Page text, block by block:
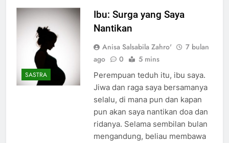
SASTRA
Ibu: Surga yang Saya
Nantikan
Anisa Salsabila Zahro'
7 bulan
ago
0 5 mins
Perempuan teduh itu, ibu saya.
Jiwa dan raga saya bersamanya
selalu, di mana pun dan kapan
pun akan saya nantikan doa dan
ridanya. Selama sembilan bulan
mengandung, beliau membawa